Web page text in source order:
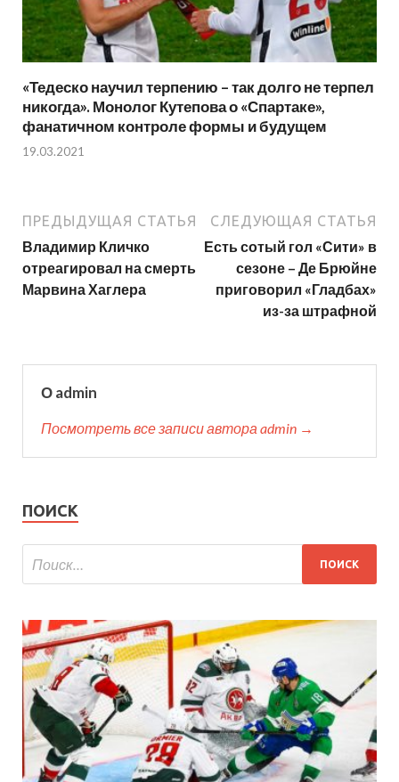
«Тедеско научил терпению – так долго не терпел
никогда». Монолог Кутепова о «Спартаке»,
фанатичном контроле формы и будущем
19.03.2021
ПРЕДЫДУЩАЯ СТАТЬЯ
Владимир Кличко
отреагировал на смерть
Марвина Хаглера
СЛЕДУЮЩАЯ СТАТЬЯ
Есть сотый гол «Сити» в
сезоне – Де Брюйне
приговорил «Гладбах»
из-за штрафной
О admin
Посмотреть все записи автора admin →
ПОИСК